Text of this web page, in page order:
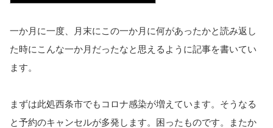
一か月に一度、月末にこの一か月に何があったかと読み返し
た時にこんな一か月だったなと思えるように記事を書いてい
ます。
まずは此処西条市でもコロナ感染が増えています。そうなる
と予約のキャンセルが多発します。困ったものです。またか